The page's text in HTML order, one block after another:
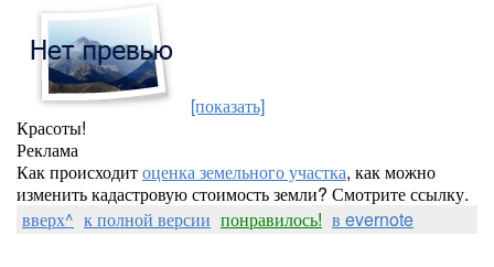
[показать]
Красоты!
Реклама
Как происходитоценка земельного участка, как можно
изменить кадастровую стоимость земли? Смотрите ссылку.
вверх^ к полной версии понравилось! в evernote